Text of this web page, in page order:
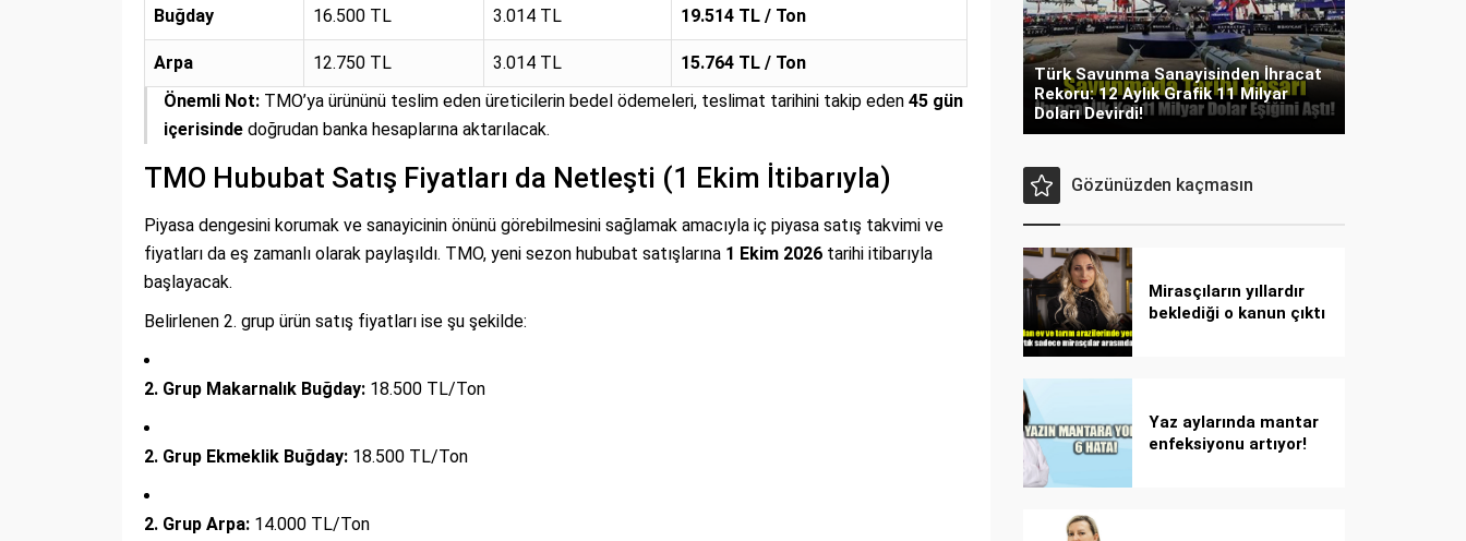
Buğday
16.500 TL 3.014 TL 19.514 TL / Ton
Arpa 12.750 TL 3.014 TL
15.764 TL / Ton
Önemli Not: TMO’ya ürününü teslim eden üreticilerin bedel ödemeleri, teslimat tarihini takip eden 45 gün
içerisinde doğrudan banka hesaplarına aktarılacak.
TMO Hububat Satış Fiyatları da Netleşti (1 Ekim İtibarıyla)
Piyasa dengesini korumak ve sanayicinin önünü görebilmesini sağlamak amacıyla iç piyasa satış takvimi ve
fiyatları da eş zamanlı olarak paylaşıldı. TMO, yeni sezon hububat satışlarına 1 Ekim 2026 tarihi itibarıyla
başlayacak.
Belirlenen 2. grup ürün satış fiyatları ise şu şekilde:
2. Grup Makarnalık Buğday: 18.500 TL/Ton
2. Grup Ekmeklik Buğday: 18.500 TL/Ton
2. Grup Arpa: 14.000 TL/Ton
Türk Savunma Sanayisinden İhracat
Rekoru: 12 Aylık Grafik 11 Milyar
Doları Devirdi!
Gözünüzden kaçmasın
Mirasçıların yıllardır
beklediği o kanun çıktı
Yaz aylarında mantar
enfeksiyonu artıyor!